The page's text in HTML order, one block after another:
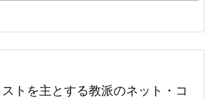
トを主とする教派のネット・コ